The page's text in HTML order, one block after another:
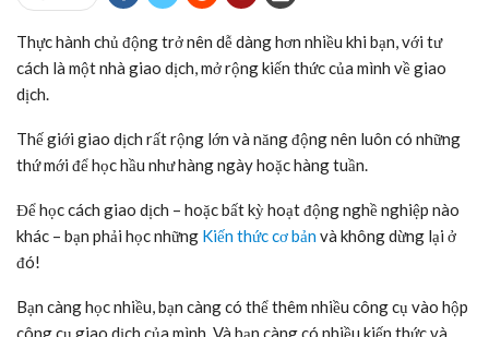
Thực hành chủ động trở nên dễ dàng hơn nhiều khi bạn, với tư
cách là một nhà giao dịch, mở rộng kiến thức của mình về giao
dịch.
Thế giới giao dịch rất rộng lớn và năng động nên luôn có những
thứ mới để học hầu như hàng ngày hoặc hàng tuần.
Để học cách giao dịch – hoặc bất kỳ hoạt động nghề nghiệp nào
khác – bạn phải học những Kiến thức cơ bảnvà không dừng lại ở
đó!
Bạn càng học nhiều, bạn càng có thể thêm nhiều công cụ vào hộp
công cụ giao dịch của mình. Và bạn càng có nhiều kiến thức và